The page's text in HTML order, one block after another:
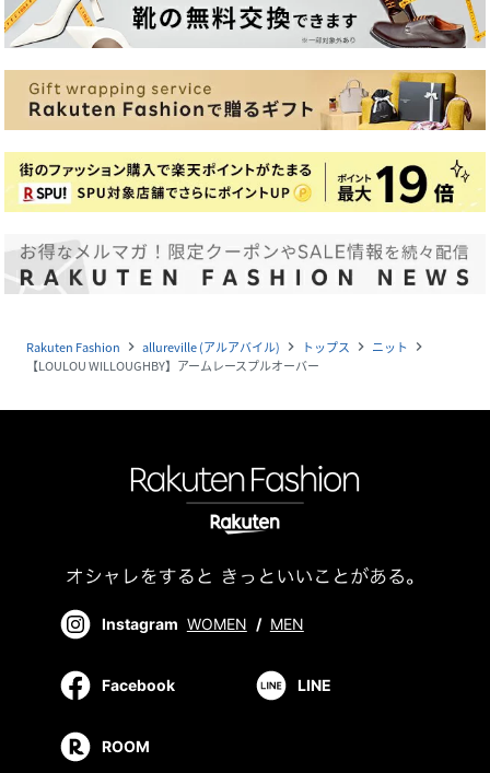
Rakuten Fashion navigate_next allureville (アルアバイル) navigate_next トップス navigate_next ニット navigate_next
【LOULOU WILLOUGHBY】アームレースプルオーバー
Instagram WOMEN / MEN
Facebook LINE
ROOM